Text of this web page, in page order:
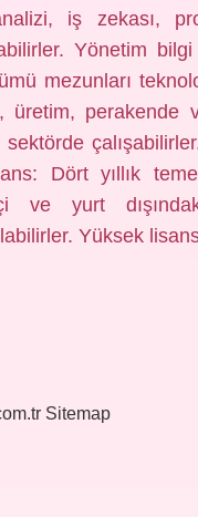
iş zekası,
Yönetim
mezunları
üretim,
Dört yıllık
ve yurt
Yüksek
Sitemap